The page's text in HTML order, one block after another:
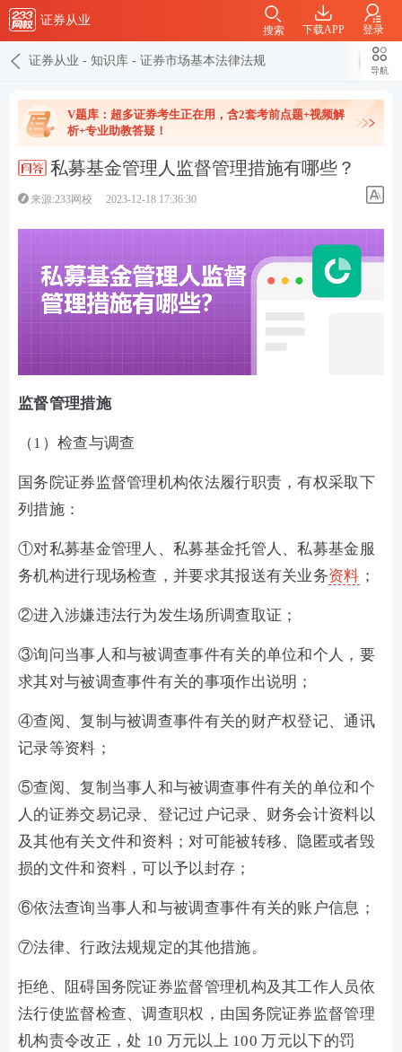
证券从业
下载APP 登录
搜索
证券从业 - 知识库 - 证券市场基本法律法规
导航
V题库：超多证券考生正在用，含2套考前点题+视频解
析+专业助教答疑！
私募基金管理人监督管理措施有哪些？
来源:233网校 2023-12-18 17:36:30
监督管理措施
（1）检查与调查
国务院证券监督管理机构依法履行职责，有权采取下
列措施：
①对私募基金管理人、私募基金托管人、私募基金服
务机构进行现场检查，并要求其报送有关业务资料 ；
②进入涉嫌违法行为发生场所调查取证 ；
③询问当事人和与被调查事件有关的单位和个人，要
求其对与被调查事件有关的事项作出说明 ；
④查阅、复制与被调查事件有关的财产权登记、通讯
记录等资料 ；
⑤查阅、复制当事人和与被调查事件有关的单位和个
人的证券交易记录、登记过户记录、财务会计资料以
及其他有关文件和资料 ；对可能被转移、隐匿或者毁
损的文件和资料，可以予以封存 ；
⑥依法查询当事人和与被调查事件有关的账户信息 ；
⑦法律、行政法规规定的其他措施。
拒绝、阻碍国务院证券监督管理机构及其工作人员依
法行使监督检查、调查职权，由国务院证券监督管理
机构责令改正，处 10 万元以上 100 万元以下的罚